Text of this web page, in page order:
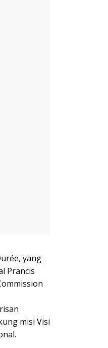
yang
Prancis
misi Visi